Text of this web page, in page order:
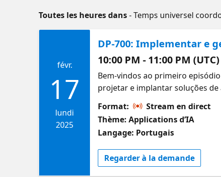
Toutes les heures dans- Temps universel
févr.
17
lundi
2025
DP-700: Implementar e
10:00 PM - 11:00 PM (UTC)
Bem-vindos ao primeiro
projetar e implantar soluções de
Certified: Fabric Data Engineer
Format:
Stream en direct
Thème: Applications d’IA
Langage: Portugais
Regarder à la demande